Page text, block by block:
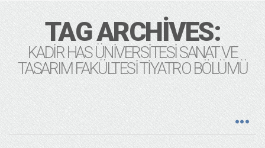
TAG ARCHIVES:
KADIR HAS ÜNIVERSITESI SANAT VE
TASARIM FAKÜLTESI TIYATRO BÖLÜMÜ